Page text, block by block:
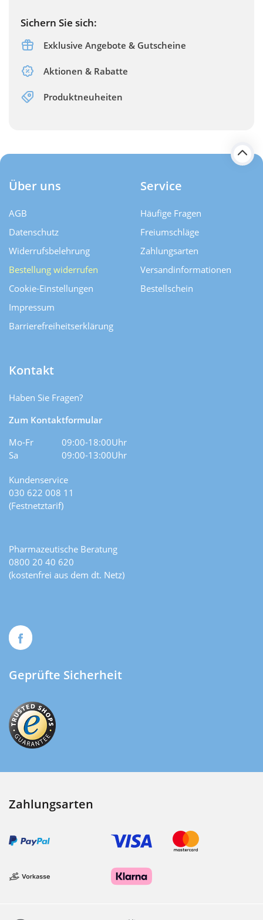
Sichern Sie sich:
Exklusive Angebote & Gutscheine
Aktionen & Rabatte
Produktneuheiten
Über uns
AGB
Datenschutz
Widerrufsbelehrung
Bestellung widerrufen
Cookie-Einstellungen
Impressum
Barrierefreiheitserklärung
Service
Häufige Fragen
Freiumschläge
Zahlungsarten
Versand­informationen
Bestellschein
Kontakt
Haben Sie Fragen?
Zum Kontaktformular
Mo-Fr
09:00-18:00Uhr
Sa
09:00-13:00Uhr
Kundenservice
030 622 008 11
(Festnetztarif)
Pharmazeutische Beratung
0800 20 40 620
(kostenfrei aus dem dt. Netz)
Geprüfte Sicherheit
Zahlungsarten